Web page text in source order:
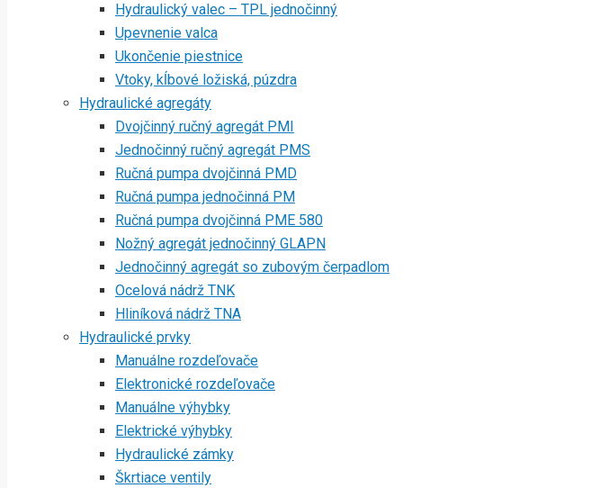
Hydraulický valec – TPL jednočinný
Upevnenie valca
Ukončenie piestnice
Vtoky, kĺbové ložiská, púzdra
Hydraulické agregáty
Dvojčinný ručný agregát PMI
Jednočinný ručný agregát PMS
Ručná pumpa dvojčinná PMD
Ručná pumpa jednočinná PM
Ručná pumpa dvojčinná PME 580
Nožný agregát jednočinný GLAPN
Jednočinný agregát so zubovým čerpadlom
Ocelová nádrž TNK
Hliníková nádrž TNA
Hydraulické prvky
Manuálne rozdeľovače
Elektronické rozdeľovače
Manuálne výhybky
Elektrické výhybky
Hydraulické zámky
Škrtiace ventily